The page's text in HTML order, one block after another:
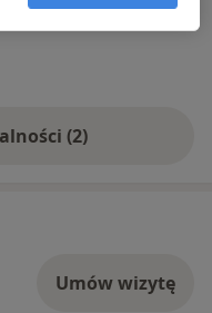
Pokaż więcej aktualności (2)
Umów wizytę